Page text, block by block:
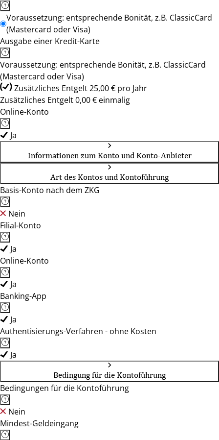
Voraussetzung: entsprechende Bonität, z.B. ClassicCard
(Mastercard oder Visa)
Ausgabe einer Kredit-Karte
Voraussetzung: entsprechende Bonität, z.B. ClassicCard
(Mastercard oder Visa)
Zusätzliches Entgelt 25,00 € pro Jahr
Zusätzliches Entgelt 0,00 € einmalig
Online-Konto
Ja
Informationen zum Konto und Konto-Anbieter
Art des Kontos und Kontoführung
Basis-Konto nach dem ZKG
Nein
Filial-Konto
Ja
Online-Konto
Ja
Banking-App
Ja
Authentisierungs-Verfahren - ohne Kosten
Ja
Bedingung für die Kontoführung
Bedingungen für die Kontoführung
Nein
Mindest-Geldeingang